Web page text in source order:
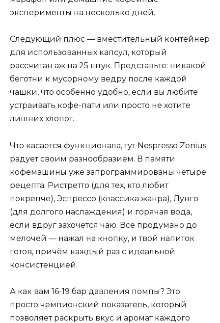
эксперименты на несколько дней.
Следующий плюс — вместительный контейнер
для использованных капсул, который
рассчитан аж на 25 штук. Представьте: никакой
беготни к мусорному ведру после каждой
чашки, что особенно удобно, если вы любите
устраивать кофе-пати или просто не хотите
лишних хлопот.
Что касается функционала, тут Nespresso Zenius
радует своим разнообразием. В памяти
кофемашины уже запрограммированы четыре
рецепта: Ристретто (для тех, кто любит
покрепче), Эспрессо (классика жанра), Лунго
(для долгого наслаждения) и горячая вода,
если вдруг захочется чаю. Всё продумано до
мелочей — нажал на кнопку, и твой напиток
готов, причём каждый раз с идеальной
консистенцией.
А как вам 16-19 бар давления помпы? Это
просто чемпионский показатель, который
позволяет раскрыть вкус и аромат каждого